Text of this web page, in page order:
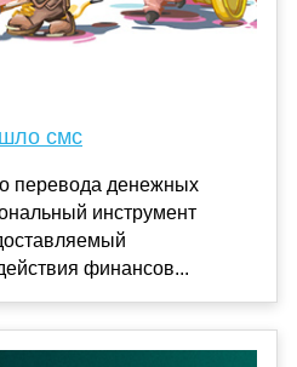
смс
перевода денежных
инструмент
финансов...